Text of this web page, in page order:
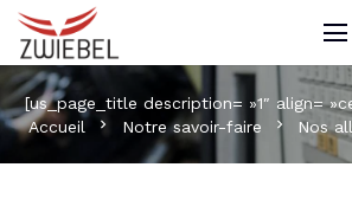
[us_page_title description= »1″ align=
Accueil
chevron_right Notre savoir-faire chevron_right Nos